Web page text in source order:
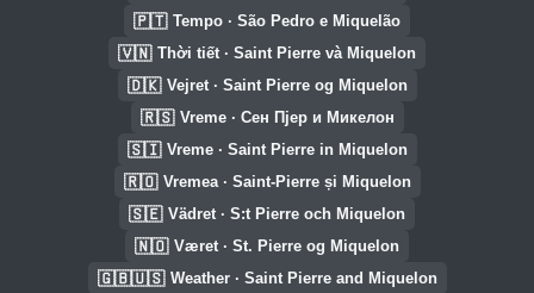
🇵🇹 Tempo · São Pedro e Miquelão
🇻🇳 Thời tiết · Saint Pierre và Miquelon
🇩🇰 Vejret · Saint Pierre og Miquelon
🇷🇸 Vreme · Сен Пјер и Микелон
🇸🇮 Vreme · Saint Pierre in Miquelon
🇷🇴 Vremea · Saint-Pierre și Miquelon
🇸🇪 Vädret · S:t Pierre och Miquelon
🇳🇴 Været · St. Pierre og Miquelon
🇬🇧🇺🇸 Weather · Saint Pierre and Miquelon